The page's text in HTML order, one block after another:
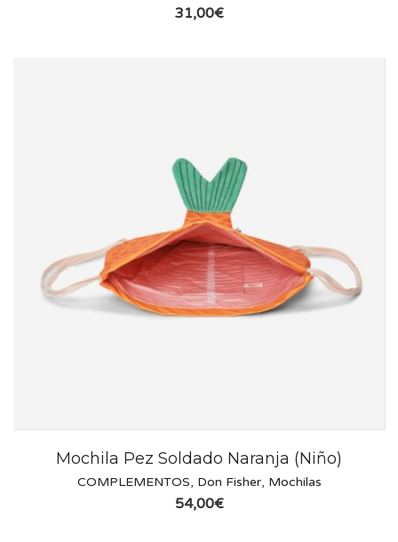
31,00€
Mochila Pez Soldado Naranja (Niño)
COMPLEMENTOS, Don Fisher, Mochilas
54,00€